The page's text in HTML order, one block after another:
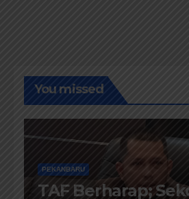
You missed
PEKANBARU
TAF Berharap;